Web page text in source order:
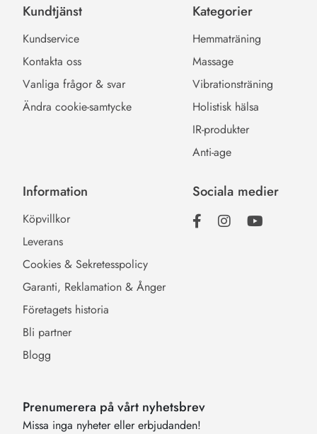
Kundtjänst
Kundservice
Kontakta oss
Vanliga frågor & svar
Ändra cookie-samtycke
Kategorier
Hemmaträning
Massage
Vibrationsträning
Holistisk hälsa
IR-produkter
Anti-age
Information
Köpvillkor
Leverans
Cookies & Sekretesspolicy
Garanti, Reklamation & Ånger
Företagets historia
Bli partner
Blogg
Sociala medier
Prenumerera på vårt nyhetsbrev
Missa inga nyheter eller erbjudanden!